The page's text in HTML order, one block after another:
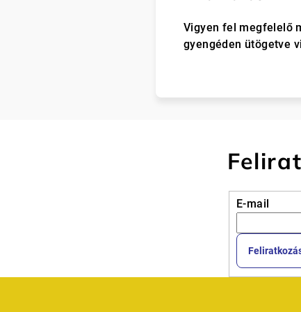
Vigyen fel megfelelő
gyengéden ütögetve
E-mail